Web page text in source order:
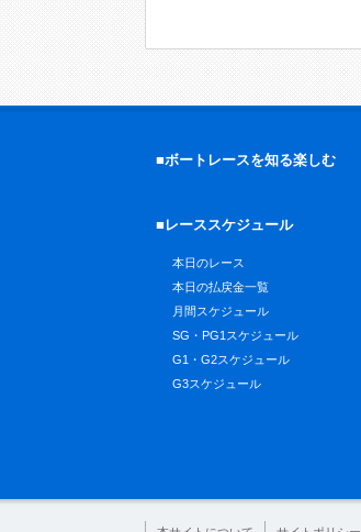
■ボートレースを知る楽しむ
■レーススケジュール
本日のレース
本日の払戻金一覧
月間スケジュール
SG・PG1スケジュール
G1・G2スケジュール
G3スケジュール